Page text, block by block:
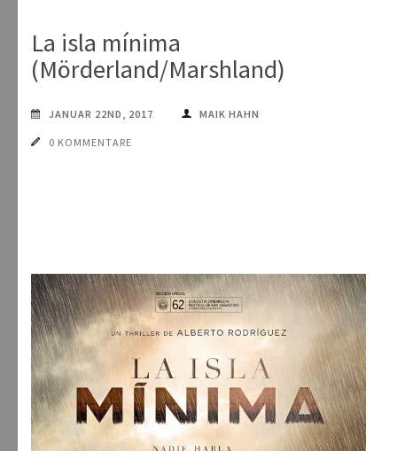
La isla mínima
(Mörderland/Marshland)
JANUAR 22ND, 2017 MAIK HAHN
0 KOMMENTARE